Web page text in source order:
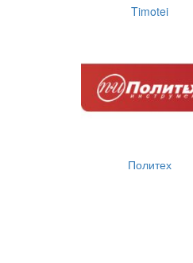
Timotei
Политех